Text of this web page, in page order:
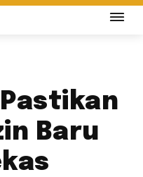
Pastikan
Baru